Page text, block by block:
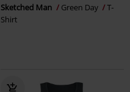
Sketched Man Green Day
T-
Shirt